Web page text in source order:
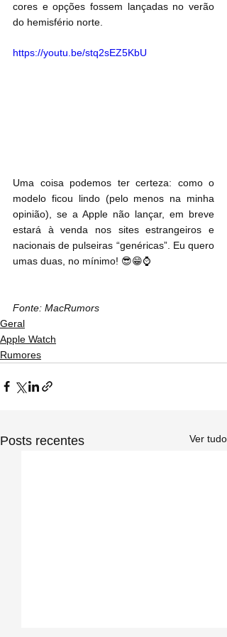
cores e opções fossem lançadas no verão
do hemisfério norte.
https://youtu.be/stq2sEZ5KbU
Uma coisa podemos ter certeza: como o
modelo ficou lindo (pelo menos na minha
opinião), se a Apple não lançar, em breve
estará à venda nos sites estrangeiros e
nacionais de pulseiras “genéricas”. Eu quero
umas duas, no mínimo! 😎😁⌚
Fonte: MacRumors
Geral
Apple Watch
Rumores
Posts recentes Ver tudo